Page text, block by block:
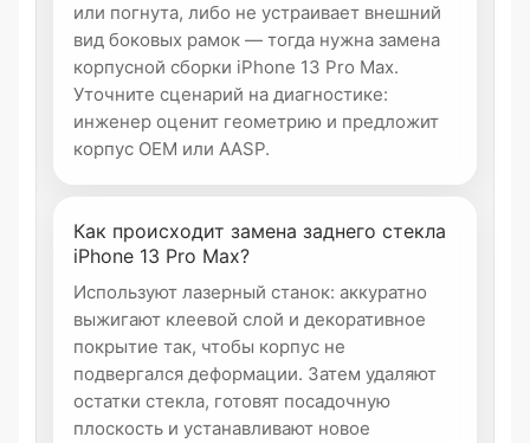
или погнута, либо не устраивает внешний
вид боковых рамок — тогда нужна замена
корпусной сборки iPhone 13 Pro Max.
Уточните сценарий на диагностике:
инженер оценит геометрию и предложит
корпус OEM или AASP.
Как происходит замена заднего стекла
iPhone 13 Pro Max?
Используют лазерный станок: аккуратно
выжигают клеевой слой и декоративное
покрытие так, чтобы корпус не
подвергался деформации. Затем удаляют
остатки стекла, готовят посадочную
плоскость и устанавливают новое